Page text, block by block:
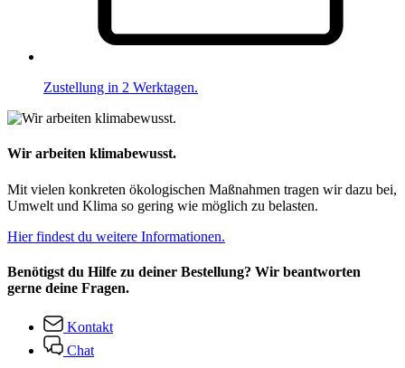
Zustellung in 2 Werktagen.
Wir arbeiten klimabewusst.
Mit vielen konkreten ökologischen Maßnahmen tragen wir dazu bei,
Umwelt und Klima so gering wie möglich zu belasten.
Hier findest du weitere Informationen.
Benötigst du Hilfe zu deiner Bestellung? Wir beantworten
gerne deine Fragen.
Kontakt
Chat